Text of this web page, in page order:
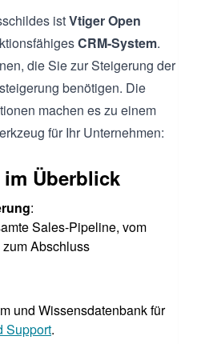
istVtiger Open
CRM-System.
die Sie zur Steigerung der
benötigen. Die
machen es zu einem
für Ihr Unternehmen:
Überblick
:
Sales-Pipeline, vom
Abschluss
und Wissensdatenbank für
Support.